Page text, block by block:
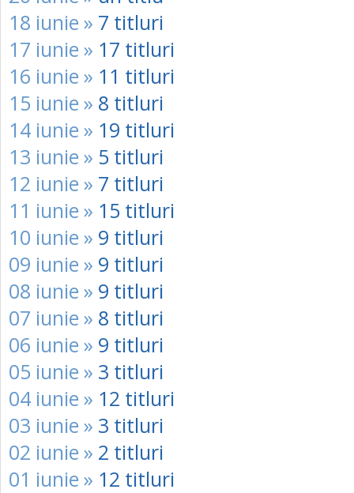
18 iunie » 7 titluri
17 iunie » 17 titluri
16 iunie » 11 titluri
15 iunie » 8 titluri
14 iunie » 19 titluri
13 iunie » 5 titluri
12 iunie » 7 titluri
11 iunie » 15 titluri
10 iunie » 9 titluri
09 iunie » 9 titluri
08 iunie » 9 titluri
07 iunie » 8 titluri
06 iunie » 9 titluri
05 iunie » 3 titluri
04 iunie » 12 titluri
03 iunie » 3 titluri
02 iunie » 2 titluri
01 iunie » 12 titluri